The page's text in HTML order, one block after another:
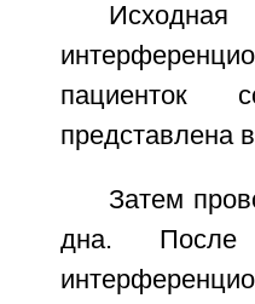
пациенток
представлена
Затем
дна. После